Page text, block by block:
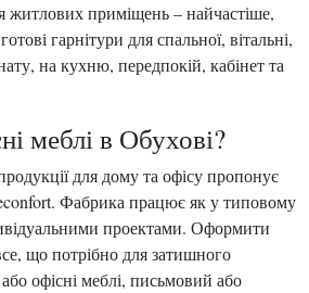
житлових приміщень – найчастіше,
гарнітури для спальної, вітальні,
на кухню, передпокій, кабінет та
меблі в Обухові?
для дому та офісу пропонує
Фабрика працює як у типовому
проектами. Оформити
що потрібно для затишного
офісні меблі, письмовий або